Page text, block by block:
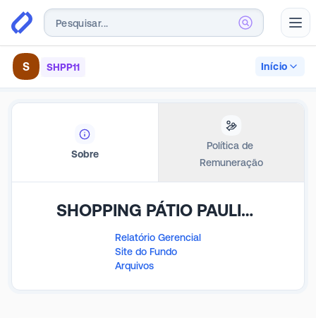
S SHPP11 Início
Sobre
Política de
Remuneração
SHOPPING PÁTIO PAULISTA FUNDO DE INVESTIMENTO IMOBILIÁRIO RESPONSABILIDADE LIMITADA
Relatório Gerencial
Site do Fundo
Arquivos